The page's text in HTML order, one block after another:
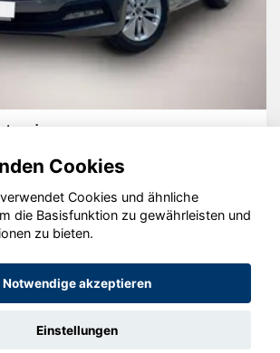
GmbH 2020 - 2026
Cookies
Cookies und ähnliche
die Basisfunktion zu gewährleisten und
zu bieten.
Notwendige akzeptieren
Einstellungen